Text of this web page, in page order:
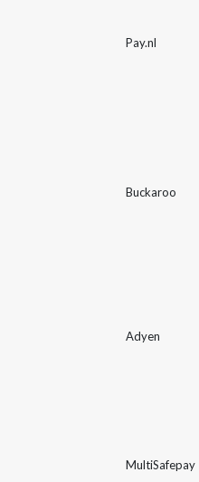
Pay.nl
Buckaroo
Adyen
MultiSafepay